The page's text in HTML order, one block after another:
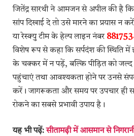
जितेंद्र सारथी ने आमजन से अपील की है
सांप दिखाई दे तो उसे मारने का प्रयास न
या रेस्क्यु टीम के हेल्प लाइन नंबर
विशेष रूप से कहा कि सर्पदंश की स्थिति
के चक्कर में न पड़ें, बल्कि पीड़ित को
पहुंचाएं तथा आवश्यकता होने पर उनसे संपर्क
करें। जागरूकता और समय पर उपचार ही
रोकने का सबसे प्रभावी उपाय है।
यह भी पढ़ें:सीतामढ़ी में आसमान से